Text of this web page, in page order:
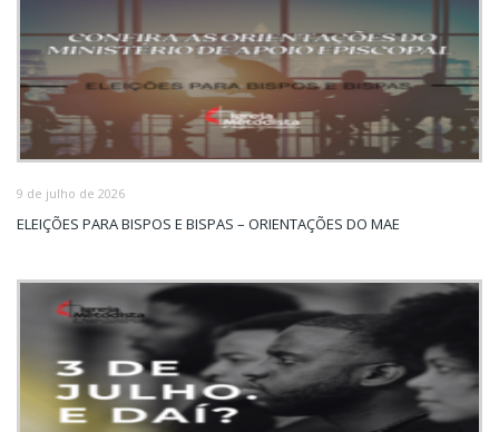
9 de julho de 2026
ELEIÇÕES PARA BISPOS E BISPAS – ORIENTAÇÕES DO MAE